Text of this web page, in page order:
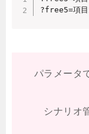
?free5=項
パラメータ
シナリオ